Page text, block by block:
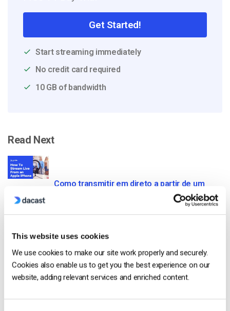
This website uses cookies
We use cookies to make our site work properly and securely.
Cookies also enable us to get you the best experience on our
website, adding relevant services and enriched content.
Get Started!
Start streaming immediately
No credit card required
10 GB of bandwidth
Read Next
Como transmitir em direto a partir de um
iPhone da Apple em 6 passos simples
OTT Full Form – O Presente e o Futuro do
Streaming Media